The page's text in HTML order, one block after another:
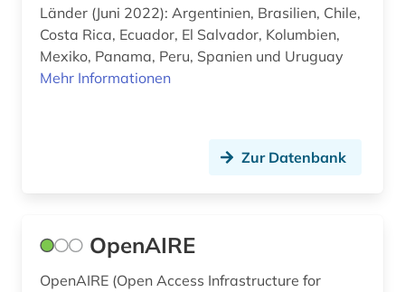
Länder (Juni 2022): Argentinien, Brasilien, Chile,
Costa Rica, Ecuador, El Salvador, Kolumbien,
Mexiko, Panama, Peru, Spanien und Uruguay
Mehr Informationen
Zur Datenbank
OpenAIRE
OpenAIRE (Open Access Infrastructure for